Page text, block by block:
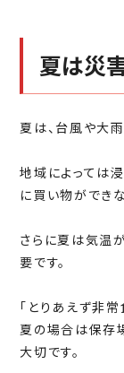
夏は災
夏は、台風や大
地域によっては
に買い物ができ
さらに夏は気温
要です。
「とりあえず非
夏の場合は保存
大切です。